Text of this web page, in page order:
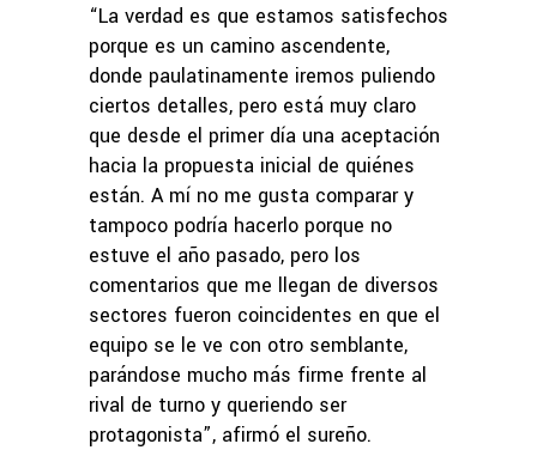
“La verdad es que estamos satisfechos
porque es un camino ascendente,
donde paulatinamente iremos puliendo
ciertos detalles, pero está muy claro
que desde el primer día una aceptación
hacia la propuesta inicial de quiénes
están. A mí no me gusta comparar y
tampoco podría hacerlo porque no
estuve el año pasado, pero los
comentarios que me llegan de diversos
sectores fueron coincidentes en que el
equipo se le ve con otro semblante,
parándose mucho más firme frente al
rival de turno y queriendo ser
protagonista”, afirmó el sureño.